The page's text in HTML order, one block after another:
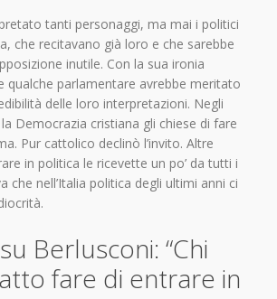
tanti personaggi, ma mai i politici
che recitavano già loro e che sarebbe
inutile. Con la sua ironia
qualche parlamentare avrebbe meritato
delle loro interpretazioni. Negli
Democrazia cristiana gli chiese di fare
Pur cattolico declinò l’invito. Altre
in politica le ricevette un po’ da tutti i
che nell’Italia politica degli ultimi anni ci
Berlusconi: “Chi
fare di entrare in